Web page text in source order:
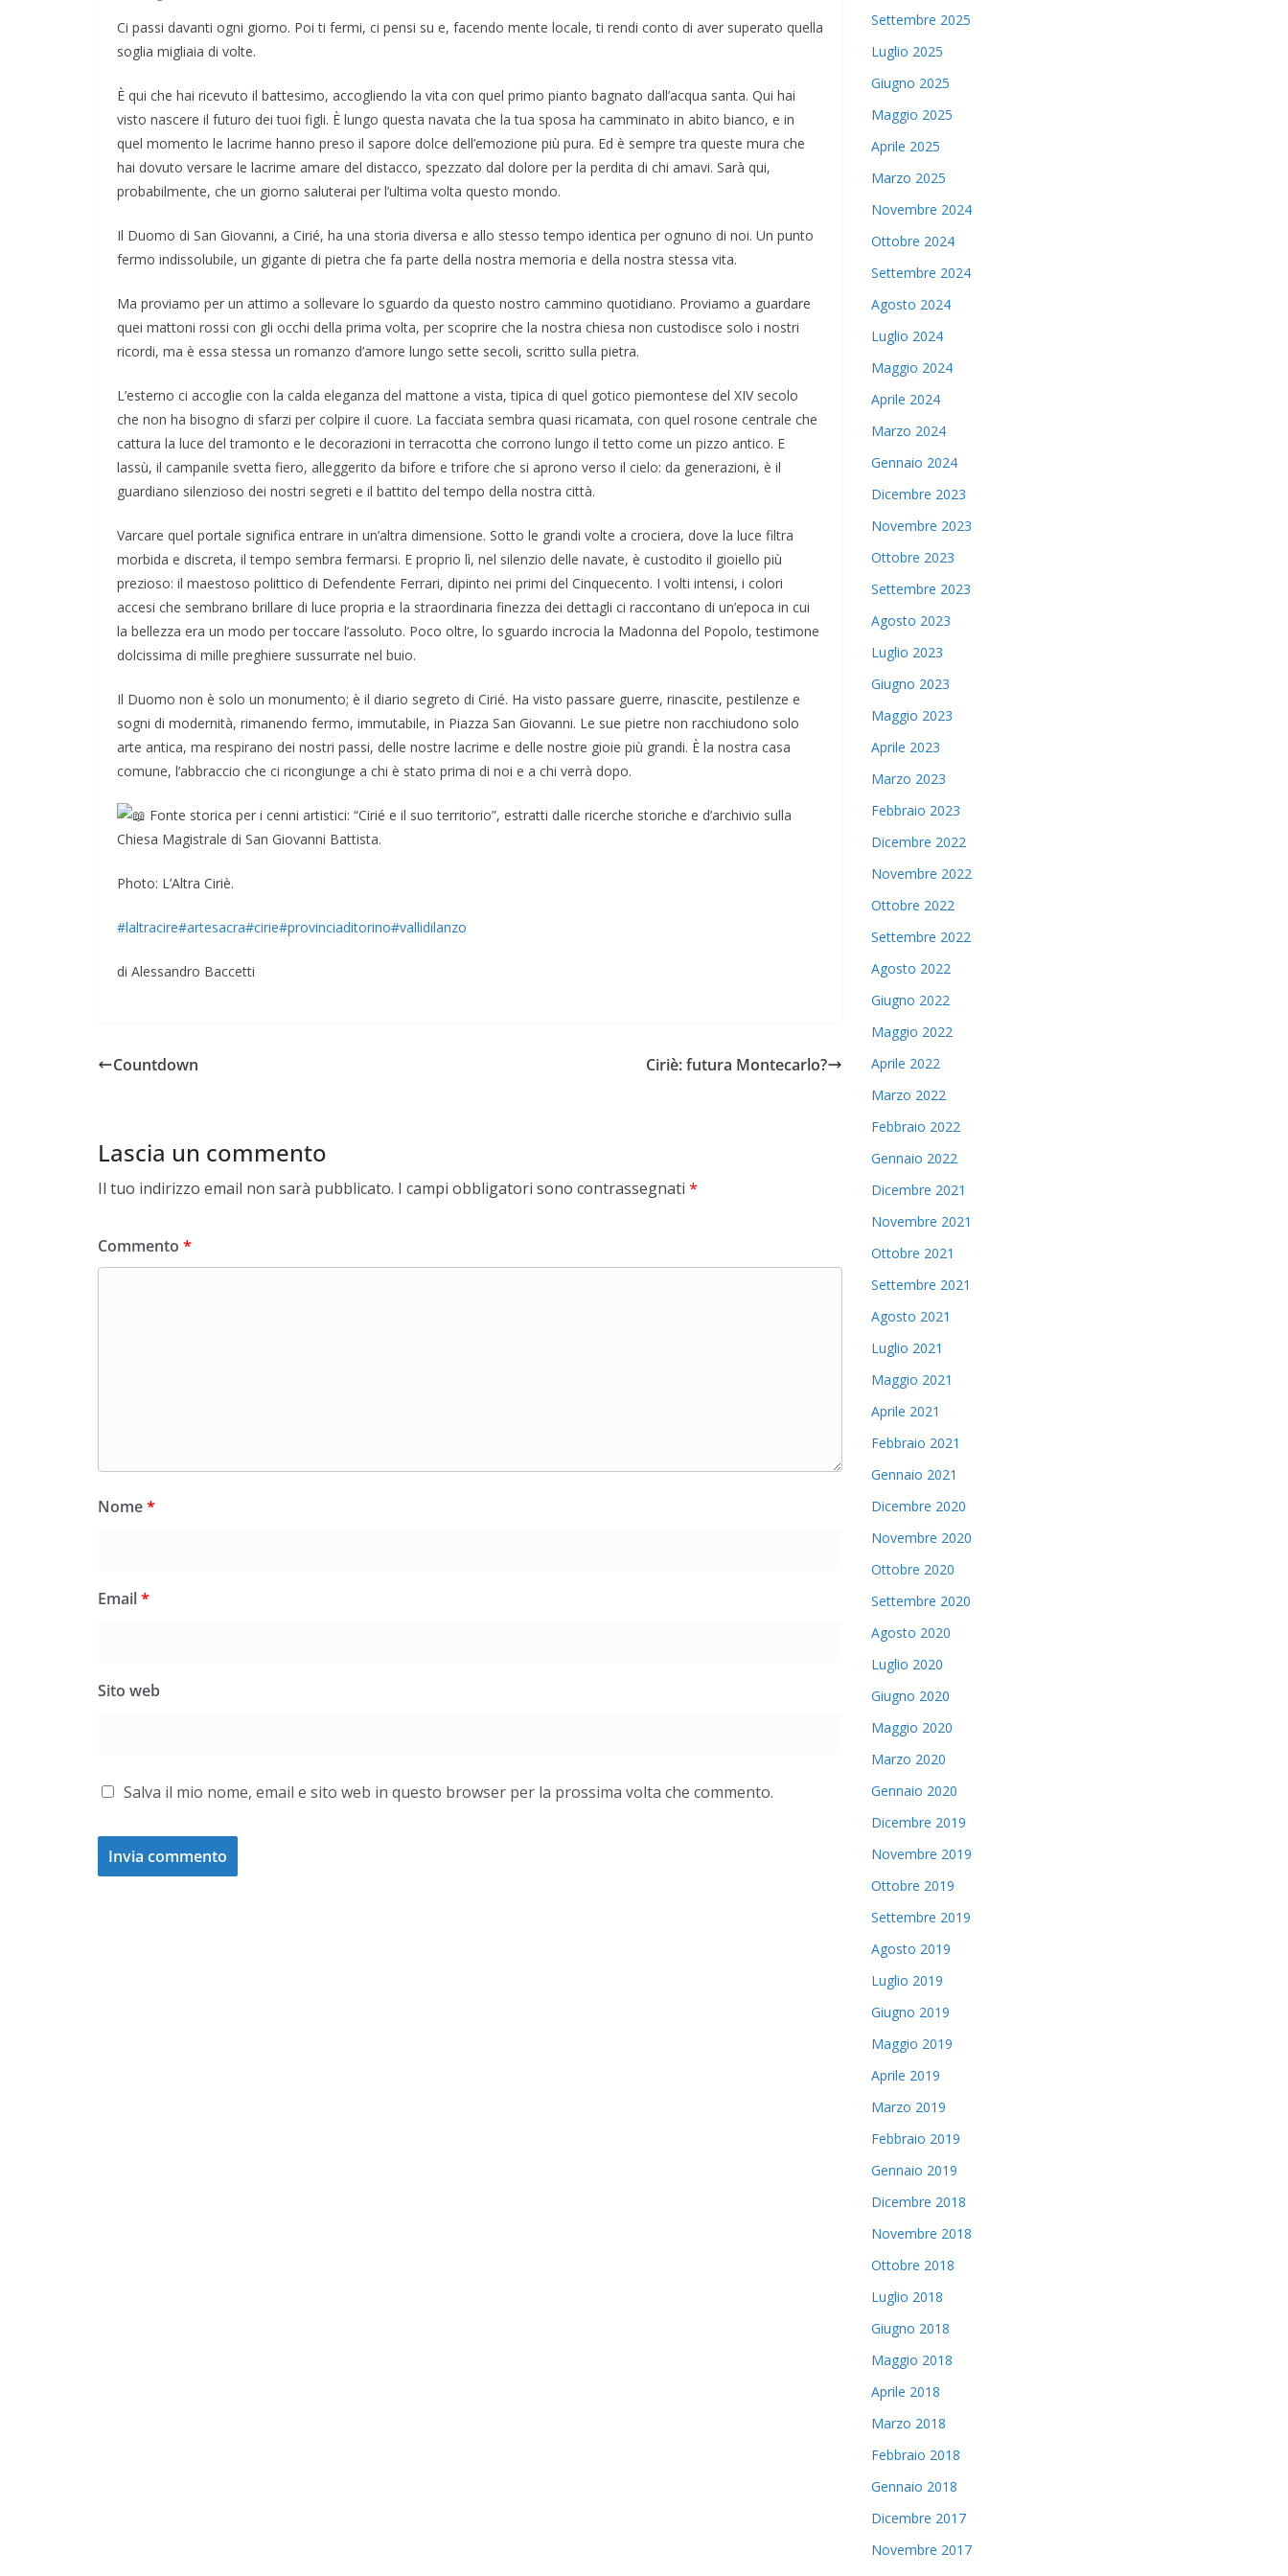
Ci passi davanti ogni giorno. Poi ti fermi, ci pensi su e, facendo mente locale, ti rendi conto di aver superato quella
soglia migliaia di volte.
È qui che hai ricevuto il battesimo, accogliendo la vita con quel primo pianto bagnato dall’acqua santa. Qui hai
visto nascere il futuro dei tuoi figli. È lungo questa navata che la tua sposa ha camminato in abito bianco, e in
quel momento le lacrime hanno preso il sapore dolce dell’emozione più pura. Ed è sempre tra queste mura che
hai dovuto versare le lacrime amare del distacco, spezzato dal dolore per la perdita di chi amavi. Sarà qui,
probabilmente, che un giorno saluterai per l’ultima volta questo mondo.
Il Duomo di San Giovanni, a Cirié, ha una storia diversa e allo stesso tempo identica per ognuno di noi. Un punto
fermo indissolubile, un gigante di pietra che fa parte della nostra memoria e della nostra stessa vita.
Ma proviamo per un attimo a sollevare lo sguardo da questo nostro cammino quotidiano. Proviamo a guardare
quei mattoni rossi con gli occhi della prima volta, per scoprire che la nostra chiesa non custodisce solo i nostri
ricordi, ma è essa stessa un romanzo d’amore lungo sette secoli, scritto sulla pietra.
L’esterno ci accoglie con la calda eleganza del mattone a vista, tipica di quel gotico piemontese del XIV secolo
che non ha bisogno di sfarzi per colpire il cuore. La facciata sembra quasi ricamata, con quel rosone centrale che
cattura la luce del tramonto e le decorazioni in terracotta che corrono lungo il tetto come un pizzo antico. E
lassù, il campanile svetta fiero, alleggerito da bifore e trifore che si aprono verso il cielo: da generazioni, è il
guardiano silenzioso dei nostri segreti e il battito del tempo della nostra città.
Varcare quel portale significa entrare in un’altra dimensione. Sotto le grandi volte a crociera, dove la luce filtra
morbida e discreta, il tempo sembra fermarsi. E proprio lì, nel silenzio delle navate, è custodito il gioiello più
prezioso: il maestoso polittico di Defendente Ferrari, dipinto nei primi del Cinquecento. I volti intensi, i colori
accesi che sembrano brillare di luce propria e la straordinaria finezza dei dettagli ci raccontano di un’epoca in cui
la bellezza era un modo per toccare l’assoluto. Poco oltre, lo sguardo incrocia la Madonna del Popolo, testimone
dolcissima di mille preghiere sussurrate nel buio.
Il Duomo non è solo un monumento; è il diario segreto di Cirié. Ha visto passare guerre, rinascite, pestilenze e
sogni di modernità, rimanendo fermo, immutabile, in Piazza San Giovanni. Le sue pietre non racchiudono solo
arte antica, ma respirano dei nostri passi, delle nostre lacrime e delle nostre gioie più grandi. È la nostra casa
comune, l’abbraccio che ci ricongiunge a chi è stato prima di noi e a chi verrà dopo.
Fonte storica per i cenni artistici: “Cirié e il suo territorio”, estratti dalle ricerche storiche e d’archivio sulla
Chiesa Magistrale di San Giovanni Battista.
Photo: L’Altra Ciriè.
#laltracire#artesacra#cirie#provinciaditorino#vallidilanzo
di Alessandro Baccetti
Countdown Ciriè: futura Montecarlo?
Lascia un commento
Il tuo indirizzo email non sarà pubblicato. I campi obbligatori sono contrassegnati *
Commento *
Nome*
Email*
Sito web
Salva il mio nome, email e sito web in questo browser per la prossima volta che commento.
Settembre 2025
Luglio 2025
Giugno 2025
Maggio 2025
Aprile 2025
Marzo 2025
Novembre 2024
Ottobre 2024
Settembre 2024
Agosto 2024
Luglio 2024
Maggio 2024
Aprile 2024
Marzo 2024
Gennaio 2024
Dicembre 2023
Novembre 2023
Ottobre 2023
Settembre 2023
Agosto 2023
Luglio 2023
Giugno 2023
Maggio 2023
Aprile 2023
Marzo 2023
Febbraio 2023
Dicembre 2022
Novembre 2022
Ottobre 2022
Settembre 2022
Agosto 2022
Giugno 2022
Maggio 2022
Aprile 2022
Marzo 2022
Febbraio 2022
Gennaio 2022
Dicembre 2021
Novembre 2021
Ottobre 2021
Settembre 2021
Agosto 2021
Luglio 2021
Maggio 2021
Aprile 2021
Febbraio 2021
Gennaio 2021
Dicembre 2020
Novembre 2020
Ottobre 2020
Settembre 2020
Agosto 2020
Luglio 2020
Giugno 2020
Maggio 2020
Marzo 2020
Gennaio 2020
Dicembre 2019
Novembre 2019
Ottobre 2019
Settembre 2019
Agosto 2019
Luglio 2019
Giugno 2019
Maggio 2019
Aprile 2019
Marzo 2019
Febbraio 2019
Gennaio 2019
Dicembre 2018
Novembre 2018
Ottobre 2018
Luglio 2018
Giugno 2018
Maggio 2018
Aprile 2018
Marzo 2018
Febbraio 2018
Gennaio 2018
Dicembre 2017
Novembre 2017